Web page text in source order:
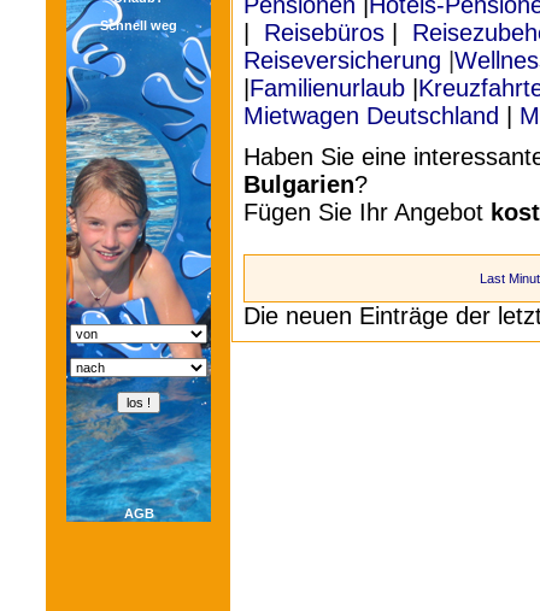
Schnell weg
AGB
Reisebüros
Reiseversicherung
Familienurlaub
Mietwagen Deutschland
Haben Sie eine
Bulgarien?
Fügen Sie Ihr Angebot
Last
Die neuen Einträge der